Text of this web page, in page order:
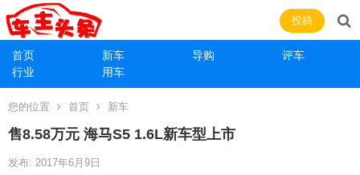
首页 新车 导购
评车
行业
用车
投稿
您的位置 首页 新车
售8.58万元 海马S5 1.6L新车型上市
发布: 2017年6月9日